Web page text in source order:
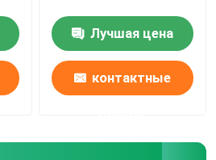
Лучшая цена
контактные